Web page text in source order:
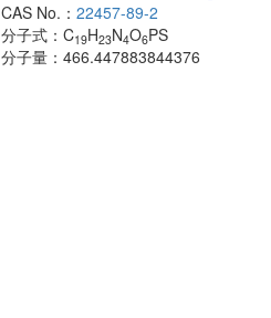
CAS No.： 22457-89-2
分子式： C19H23N4O6PS
分子量： 466.447883844376